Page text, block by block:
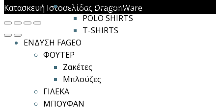
T-SHIRTS / POLO SHIRTS
POLO SHIRTS
T-SHIRTS
ΕΝΔΥΣΗ FAGEO
ΦΟΥΤΕΡ
Ζακέτες
Μπλούζες
ΓΙΛΕΚΑ
ΜΠΟΥΦΑΝ
Κατασκευή Ιστοσελίδας DragonWare